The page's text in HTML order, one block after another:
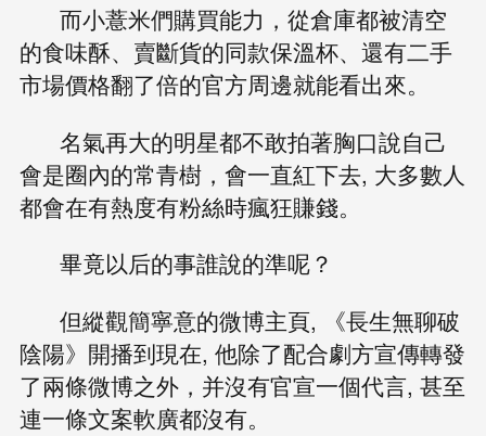
而小薏米們購買能力，從倉庫都被清空
的食味酥、賣斷貨的同款保溫杯、還有二手
市場價格翻了倍的官方周邊就能看出來。
名氣再大的明星都不敢拍著胸口說自己
會是圈內的常青樹，會一直紅下去, 大多數人
都會在有熱度有粉絲時瘋狂賺錢。
畢竟以后的事誰說的準呢？
但縱觀簡寧意的微博主頁, 《長生無聊破
陰陽》開播到現在, 他除了配合劇方宣傳轉發
了兩條微博之外，并沒有官宣一個代言, 甚至
連一條文案軟廣都沒有。